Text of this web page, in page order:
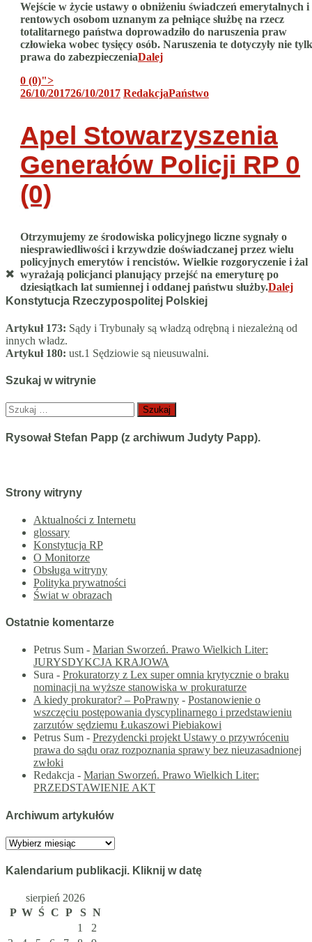
Wejście w życie ustawy o obniżeniu świadczeń emerytalnych i
rentowych osobom uznanym za pełniące służbę na rzecz
totalitarnego państwa doprowadziło do naruszenia praw
człowieka wobec tysięcy osób. Naruszenia te dotyczyły nie
prawa do zabezpieczeniaDalej
0 (0)">
26/10/201726/10/2017 RedakcjaPaństwo
Apel Stowarzyszenia
Generałów Policji RP 0
(0)
Otrzymujemy ze środowiska policyjnego liczne sygnały o
niesprawiedliwości i krzywdzie doświadczanej przez wielu
policyjnych emerytów i rencistów. Wielkie rozgoryczenie i żal
wyrażają policjanci planujący przejść na emeryturę po
dziesiątkach lat sumiennej i oddanej państwu służby.Dalej
Konstytucja Rzeczypospolitej Polskiej
Artykuł 173: Sądy i Trybunały są władzą odrębną i niezależną od
innych władz.
Artykuł 180: ust.1 Sędziowie są nieusuwalni.
Szukaj w witrynie
Szukaj:
Rysował Stefan Papp (z archiwum Judyty Papp).
Strony witryny
Aktualności z Internetu
glossary
Konstytucja RP
O Monitorze
Obsługa witryny
Polityka prywatności
Świat w obrazach
Ostatnie komentarze
Petrus Sum - Marian Sworzeń. Prawo Wielkich Liter:
JURYSDYKCJA KRAJOWA
Sura - Prokuratorzy z Lex super omnia krytycznie o braku
nominacji na wyższe stanowiska w prokuraturze
A kiedy prokurator? – PoPrawny - Postanowienie o
wszczęciu postępowania dyscyplinarnego i przedstawieniu
zarzutów sędziemu Łukaszowi Piebiakowi
Petrus Sum - Prezydencki projekt Ustawy o przywróceniu
prawa do sądu oraz rozpoznania sprawy bez nieuzasadnionej
zwłoki
Redakcja - Marian Sworzeń. Prawo Wielkich Liter:
PRZEDSTAWIENIE AKT
Archiwum artykułów
Archiwum
Kalendarium publikacji. Kliknij w datę
sierpień 2026
P W Ś C P S N
1
2